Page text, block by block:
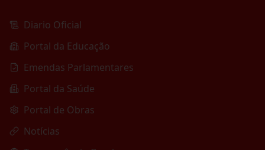
Diario Oficial
Portal da Educação
Emendas Parlamentares
Portal da Saúde
Portal de Obras
Notícias